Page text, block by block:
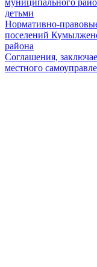
муниципального
детьми
Нормативно-
поселений
района
Соглашения,
местного